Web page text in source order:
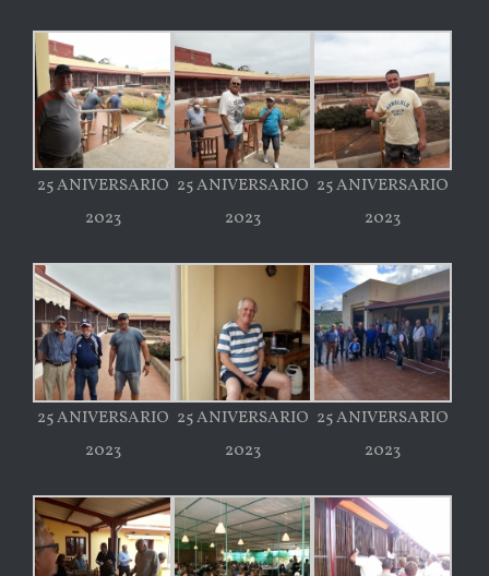
25 ANIVERSARIO
2023
25 ANIVERSARIO
2023
25 ANIVERSARIO
2023
25 ANIVERSARIO
2023
25 ANIVERSARIO
2023
25 ANIVERSARIO
2023